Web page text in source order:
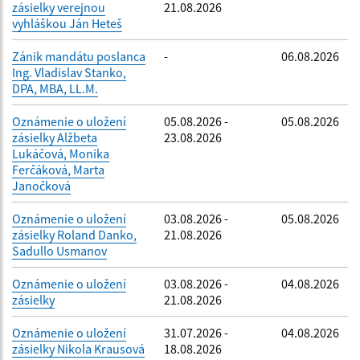
zásielky verejnou
vyhláškou Ján Heteš
21.08.2026
Zánik mandátu poslanca
Ing. Vladislav Stanko,
DPA, MBA, LL.M.
- 06.08.2026
Oznámenie o uložení
zásielky Alžbeta
Lukáčová, Monika
Ferčáková, Marta
Janočková
05.08.2026 -
23.08.2026
05.08.2026
Oznámenie o uložení
zásielky Roland Danko,
Sadullo Usmanov
03.08.2026 -
21.08.2026
05.08.2026
Oznámenie o uložení
zásielky
03.08.2026 -
21.08.2026
04.08.2026
Oznámenie o uložení
zásielky Nikola Krausová
31.07.2026 -
18.08.2026
04.08.2026